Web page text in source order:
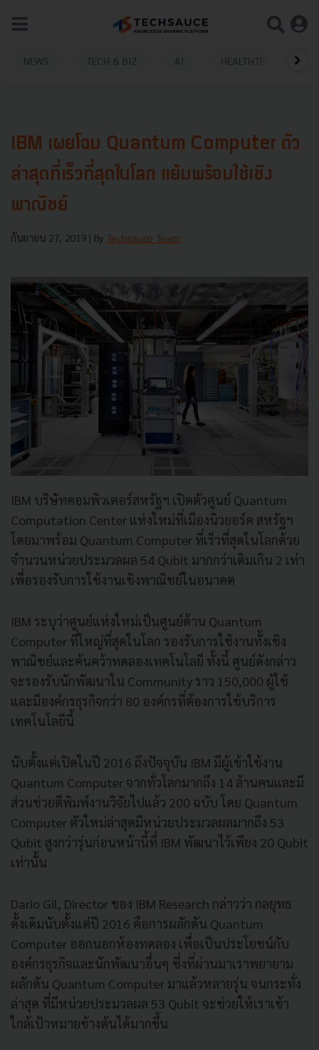
NEWS TECH & BIZ AI HEALTHTECH
IBM เผยโฉม Quantum Computer ตัว
ล่าสุดที่เร็วที่สุดในโลก แย้มพร้อมใช้เชิง
พาณิชย์
กันยายน 27, 2019 | By Techsauce Team
IBM บริษัทคอมพิวเตอร์สหรัฐฯ เปิดตัวศูนย์ Quantum
Computation Center แห่งใหม่ที่เมืองนิวยอร์ค สหรัฐฯ
โดยมาพร้อม Quantum Computer ที่เร็วที่สุดในโลกด้วย
จำนวนหน่วยประมวลผล 54 Qubit มากกว่าเดิมเกิน 2 เท่า
เพื่อรองรับการใช้งานเชิงพาณิชย์ในอนาคต
IBM ระบุว่าศูนย์แห่งใหม่เป็นศูนย์ด้าน Quantum
Computer ที่ใหญ่ที่สุดในโลก รองรับการใช้งานทั้งเชิง
พาณิชย์และค้นคว้าทดลองเทคโนโลยี ทั้งนี้ ศูนย์ดังกล่าว
จะรองรับนักพัฒนาใน Community ราว 150,000 ผู้ใช้
และมีองค์กรธุรกิจกว่า 80 องค์กรที่ต้องการใช้บริการ
เทคโนโลยีนี้
นับตั้งแต่เปิดในปี 2016 ถึงปัจจุบัน IBM มีผู้เข้าใช้งาน
Quantum Computer จากทั่วโลกมากถึง 14 ล้านคนและมี
ส่วนช่วยตีพิมพ์งานวิจัยไปแล้ว 200 ฉบับ โดย Quantum
Computer ตัวใหม่ล่าสุดมีหน่วยประมวลผลมากถึง 53
Qubit สูงกว่ารุ่นก่อนหน้านี้ทื่ IBM พัฒนาไว้เพียง 20 Qubit
เท่านั้น
Dario Gil, Director ของ IBM Research กล่าวว่า กลยุทธ
ดั้งเดิมนับตั้งแต่ปี 2016 คือการผลักดัน Quantum
Computer ออกนอกห้องทดลอง เพื่อเป็นประโยชน์กับ
องค์กรธุรกิจและนักพัฒนาอื่นๆ ซึ่งที่ผ่านมาเราพยายาม
ผลักดัน Quantum Computer มาแล้วหลายรุ่น จนกระทั่ง
ล่าสุด ที่มีหน่วยประมวลผล 53 Qubit จะช่วยให้เราเข้า
ใกล้เป้าหมายข้างต้นได้มากขึ้น